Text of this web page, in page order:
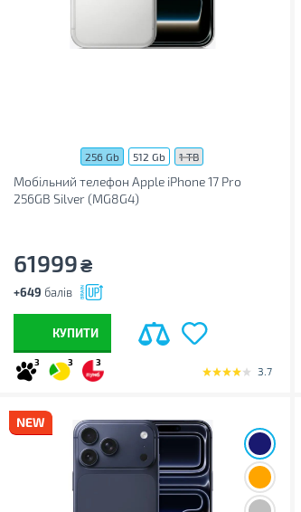
256 Gb 512 Gb 1 TB
Мобільний телефон Apple iPhone 17 Pro
256GB Silver (MG8G4)
61999₴
+649 балів
КУПИТИ
3 3 3
3.7